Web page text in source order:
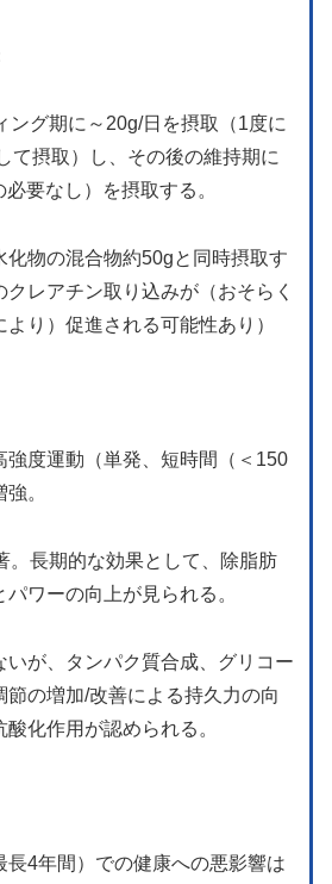
ング期に～20g/日を摂取（1度に
て摂取）し、その後の維持期に
要なし）を摂取する。
化物の混合物約50gと同時摂取す
クレアチン取り込みが（おそらく
り）促進される可能性あり）
強度運動（単発、短時間（＜150
。
。長期的な効果として、除脂肪
ワーの向上が見られる。
いが、タンパク質合成、グリコー
節の増加/改善による持久力の向
酸化作用が認められる。
長4年間）での健康への悪影響は